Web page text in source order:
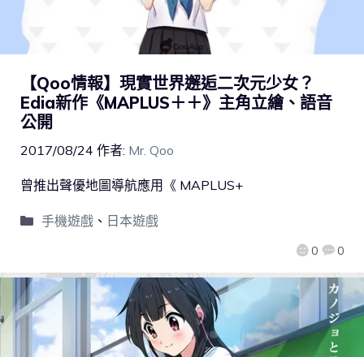
【Qoo情報】現實世界邂逅二次元少女？
Edia新作《MAPLUS＋＋》主角立繪、語音
公開
2017/08/24 作者: Mr. Qoo
0 0
曾推出聲優地圖導航應用《 MAPLUS+
手機遊戲、 日本遊戲